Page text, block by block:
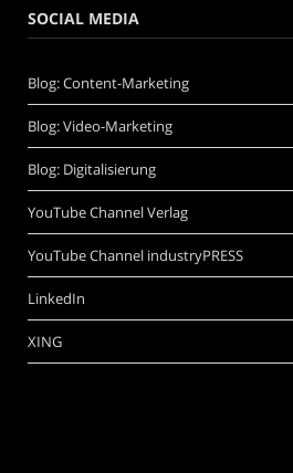
SOCIAL MEDIA
Blog: Content-Marketing
Blog: Video-Marketing
Blog: Digitalisierung
YouTube Channel Verlag
YouTube Channel industryPRESS
LinkedIn
XING